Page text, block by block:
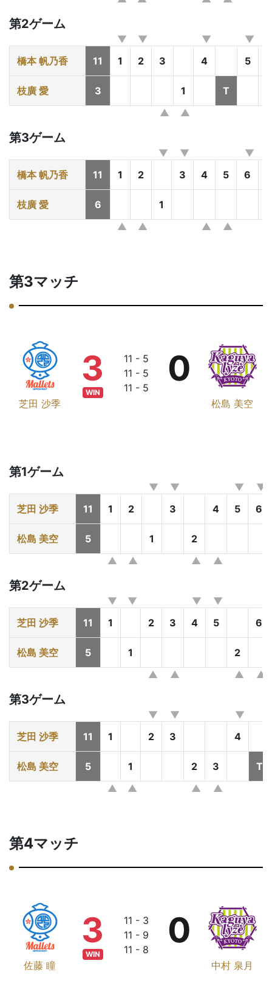
第2ゲーム
橋本 帆乃香 11 1 2 3 4 5
枝廣 愛 3 1 T
第3ゲーム
橋本 帆乃香 11 1 2 3 4 5 6
枝廣 愛 6 1
第3マッチ
芝田 沙季
3
WIN
11 - 5
11 - 5
11 - 5
松島 美空
0
第1ゲーム
芝田 沙季 11 1 2 3 4 5 6
松島 美空 5 1 2
第2ゲーム
芝田 沙季 11 1 2 3 4 5 6
松島 美空 5 1 2
第3ゲーム
芝田 沙季 11 1 2 3 4
松島 美空 5 1 2 3 T
第4マッチ
佐藤 瞳
3
WIN
11 - 3
11 - 9
11 - 8
中村 泉月
0